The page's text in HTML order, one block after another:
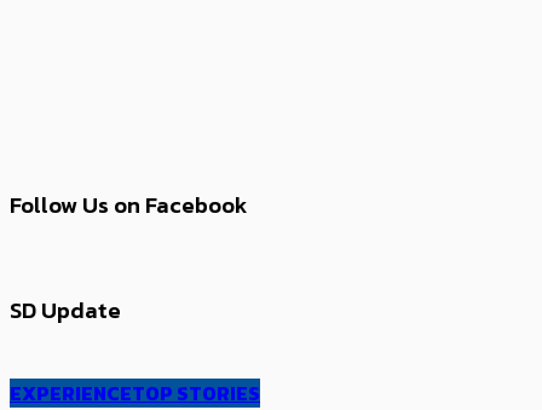
Follow Us on Facebook
SD Update
EXPERIENCETOP STORIES